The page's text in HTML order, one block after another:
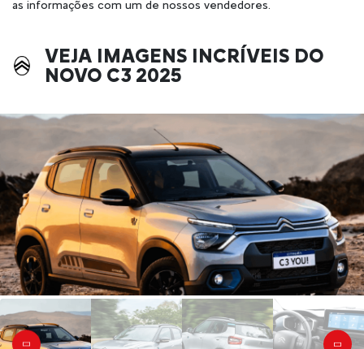
as informações com um de nossos vendedores.
VEJA IMAGENS INCRÍVEIS DO
NOVO C3 2025